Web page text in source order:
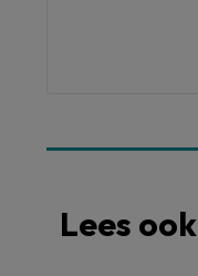
Lees ook